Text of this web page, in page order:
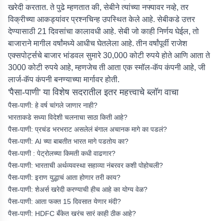
खरेदी करतात. ते पुढे म्हणतात की, सेबीने त्यांच्या नफ्यावर नव्हे, तर
विक्रीच्या आकड्यांवर प्रश्नचिन्ह उपस्थित केले आहे. सेबीकडे उत्तर
देण्यासाठी 21 दिवसांचा कालावधी आहे. सेबी जो काही निर्णय घेईल, तो
बाजाराने मागील वर्षांमध्ये आधीच घेतलेला आहे. तीन वर्षांपूर्वी राजेश
एक्सपोर्ट्सचे बाजार भांडवल सुमारे 30,000 कोटी रुपये होते आणि आता ते
3000 कोटी रुपये आहे, म्हणजेच ती आता एक स्मॉल-कॅप कंपनी आहे, जी
लार्ज-कॅप कंपनी बनण्याच्या मार्गावर होती.
'पैसा-पाणी' या विशेष सदरातील इतर महत्त्वाचे ब्लॉग वाचा
पैसा-पाणी: हे वर्ष चांगले जाणार नाही?
भारताकडे सध्या विदेशी चलनाचा साठा किती आहे?
पैसा-पाणी: प्रचंड भरभराट असलेलं बंगाल अचानक मागे का पडलं?
पैसा-पाणी: AI च्या बाबतीत भारत मागे पडतोय का?
पैसा-पाणी : पेट्रोलच्या किमती कधी वाढणार?
पैसा-पाणी: भारताची अर्थव्यवस्था सहाव्या नंबरवर कशी पोहोचली?
पैसा-पाणी: इराण युद्धाचं आता होणार तरी काय?
पैसा-पाणी: शेअर्स खरेदी करण्याची हीच आहे का योग्य वेळ?
पैसा-पाणी: आता फक्त 15 दिवसात येणार मंदी?
पैसा-पाणी: HDFC बँकेत खरंच सारं काही ठीक आहे?